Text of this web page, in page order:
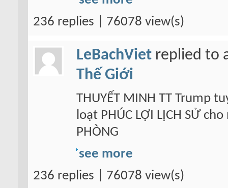
236 replies | 76078 view(s)
LeBachViet replied to
Thế Giới
THUYẾT MINH TT Trump
loạt PHÚC LỢI LỊCH SỬ
PHÒNG
see more
236 replies | 76078 view(s)